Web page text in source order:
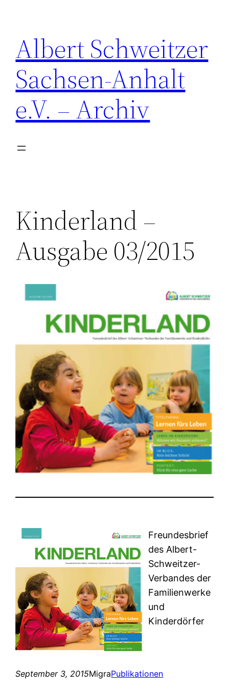
springen
Albert Schweitzer
Sachsen-Anhalt
e.V. – Archiv
Kinderland –
Ausgabe 03/2015
Freundesbrief
des Albert-
Schweitzer-
Verbandes der
Familienwerke
und
Kinderdörfer
September 3, 2015MigraPublikationen